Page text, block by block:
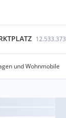
12.533.373
und Wohnmobile